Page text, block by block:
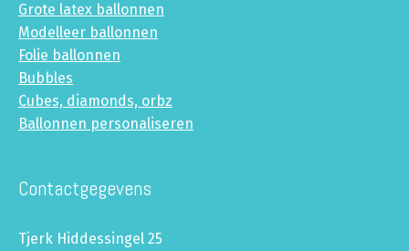
Grote latex ballonnen
Modelleer ballonnen
Folie ballonnen
Bubbles
Cubes, diamonds, orbz
Ballonnen personaliseren
Contactgegevens
Tjerk Hiddessingel 25